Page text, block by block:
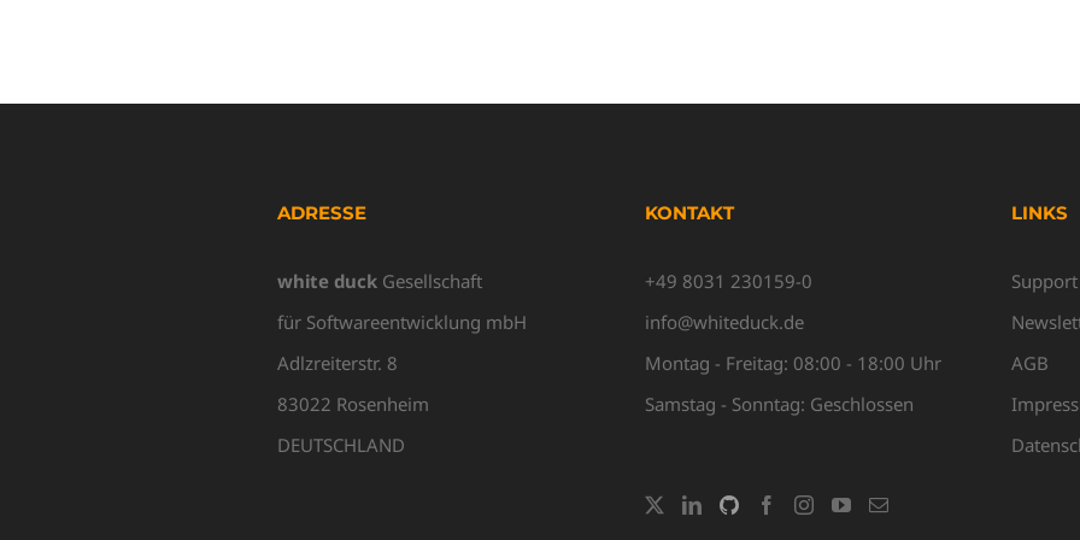
ADRESSE
white duck Gesellschaft
für Softwareentwicklung mbH
Adlzreiterstr. 8
83022 Rosenheim
DEUTSCHLAND
KONTAKT
+49 8031 230159-0
info@whiteduck.de
Montag - Freitag: 08:00 - 18:00 Uhr
Samstag - Sonntag: Geschlossen
LINKS
Support
AGB